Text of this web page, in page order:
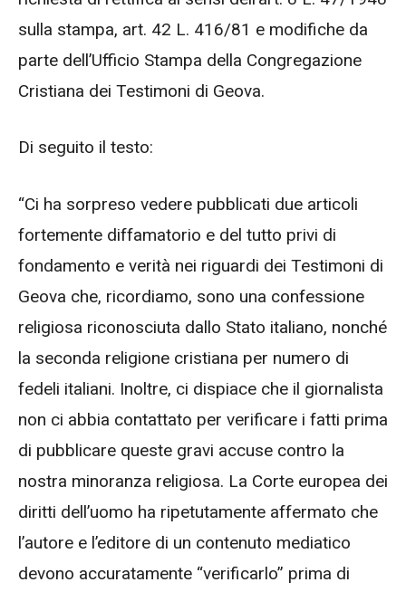
sulla stampa, art. 42 L. 416/81 e modifiche da
parte dell’Ufficio Stampa della Congregazione
Cristiana dei Testimoni di Geova.
Di seguito il testo:
“Ci ha sorpreso vedere pubblicati due articoli
fortemente diffamatorio e del tutto privi di
fondamento e verità nei riguardi dei Testimoni di
Geova che, ricordiamo, sono una confessione
religiosa riconosciuta dallo Stato italiano, nonché
la seconda religione cristiana per numero di
fedeli italiani. Inoltre, ci dispiace che il giornalista
non ci abbia contattato per verificare i fatti prima
di pubblicare queste gravi accuse contro la
nostra minoranza religiosa. La Corte europea dei
diritti dell’uomo ha ripetutamente affermato che
l’autore e l’editore di un contenuto mediatico
devono accuratamente “verificarlo” prima di